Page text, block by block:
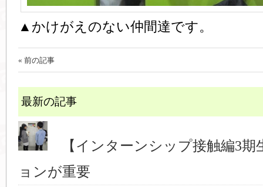
▲かけがえのない仲間達です。
« 前の記事
最新の記事
【インターンシップ接触編3期
ョンが重要